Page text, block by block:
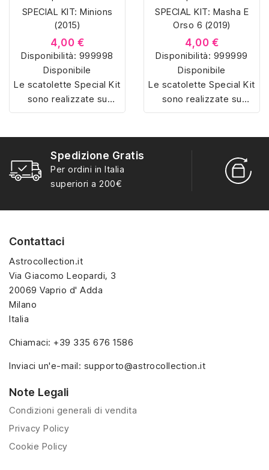
serie unisce
divertimento da
collezione e gioco
digitale grazie all’app
Applaydu.
SPECIAL KIT: Minions
(2015)
4,00 €
Disponibilità: 999998
Disponibile
Le scatolette Special Kit
sono realizzate su
misura con materiali di
vellutino rosso e offrono
soluzioni eleganti e
pratiche per organizzare
collezione di sorpresine.
SPECIAL KIT: Masha E
Orso 6 (2019)
4,00 €
Disponibilità: 999999
Disponibile
Le scatolette Special Kit
sono realizzate su
misura con materiali di
vellutino rosso e offrono
soluzioni eleganti e
pratiche per organizzare
collezione di sorpresine.
Spedizione Gratis
Per ordini in Italia
superiori a 200€
Contattaci
Astrocollection.it
Via Giacomo Leopardi, 3
20069 Vaprio d' Adda
Milano
Italia
Chiamaci: +39 335 676 1586
Inviaci un'e-mail: supporto@astrocollection.it
Note Legali
Condizioni generali di vendita
Privacy Policy
Cookie Policy